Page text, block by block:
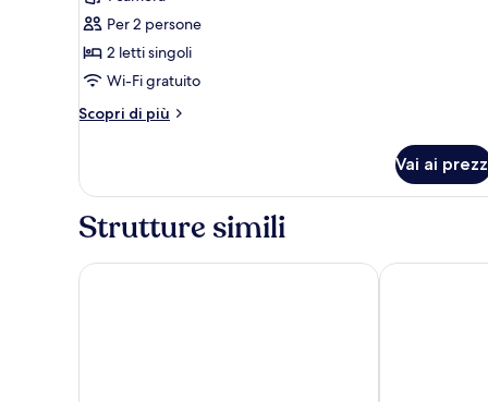
per
Doppia
Business
Per 2 persone
2 letti singoli
Wi-Fi gratuito
Scopri di più
Altri
Business
Vai ai
Strutture simili
Olive Inn Berlin Come Inn